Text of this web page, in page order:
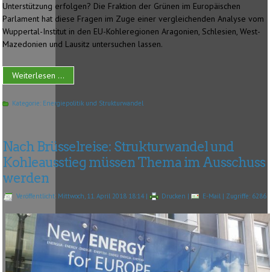
Unterstützung erfolgen? Die Fraktion der Grünen im Europäischen
Parlament hat diese Fragen im Zuge einer vergleichenden Analyse vom
Wuppertal-Institut in den EU-Kohleregionen Aragonien, Schlesien, West-
Mazedonien und Lausitz untersuchen lassen.
Weiterlesen ...
Kategorie: Energiepolitik und Strukturwandel
Nach Brüsselreise: Strukturwandel und
Kohleausstieg müssen Thema im Ausschuss
werden
Veröffentlicht: Mittwoch, 11. April 2018 18:14 | Drucken | E-Mail | Zugriffe: 6286